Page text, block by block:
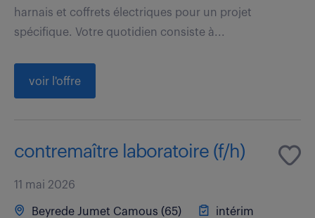
harnais et coffrets électriques pour un projet
spécifique. Votre quotidien consiste à...
voir l'offre
contremaître laboratoire (f/h)
11 mai 2026
Beyrede Jumet Camous (65) intérim